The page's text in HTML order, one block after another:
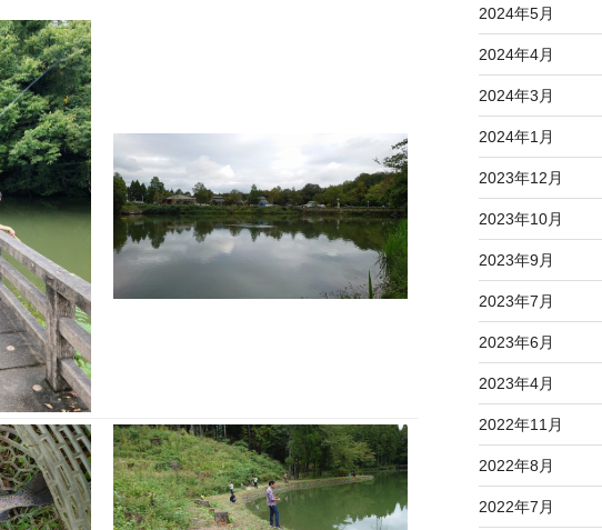
2024年5月
2024年4月
2024年3月
2024年1月
2023年12月
2023年10月
2023年9月
2023年7月
2023年6月
2023年4月
2022年11月
2022年8月
2022年7月